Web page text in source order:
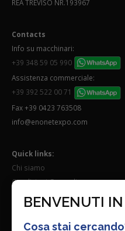
BENVENUTI
Cosa stai
REA TREVISO NR.193967
Contacts
Info su macchinari:
+39 348 59 05 990
Assistenza commerciale:
+39 392 522 00 71
Fax +39 0423 763508
info@enonetexpo.com
Quick links:
Chi siamo
Condizioni Generali
Lavora con noi
Seguici su: